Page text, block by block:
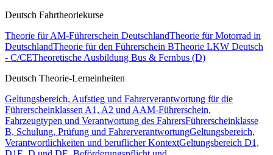
Deutsch Fahrtheoriekurse
Theorie für AM-Führerschein DeutschlandTheorie für Motorrad in
DeutschlandTheorie für den Führerschein BTheorie LKW Deutsch
- C/CETheoretische Ausbildung Bus & Fernbus (D)
Deutsch Theorie-Lerneinheiten
Geltungsbereich, Aufstieg und Fahrerverantwortung für die
Führerscheinklassen A1, A2 und AAM-Führerschein,
Fahrzeugtypen und Verantwortung des FahrersFührerscheinklasse
B, Schulung, Prüfung und FahrerverantwortungGeltungsbereich,
Verantwortlichkeiten und beruflicher KontextGeltungsbereich D1,